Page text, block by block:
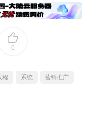
0
程 系统
营销推广